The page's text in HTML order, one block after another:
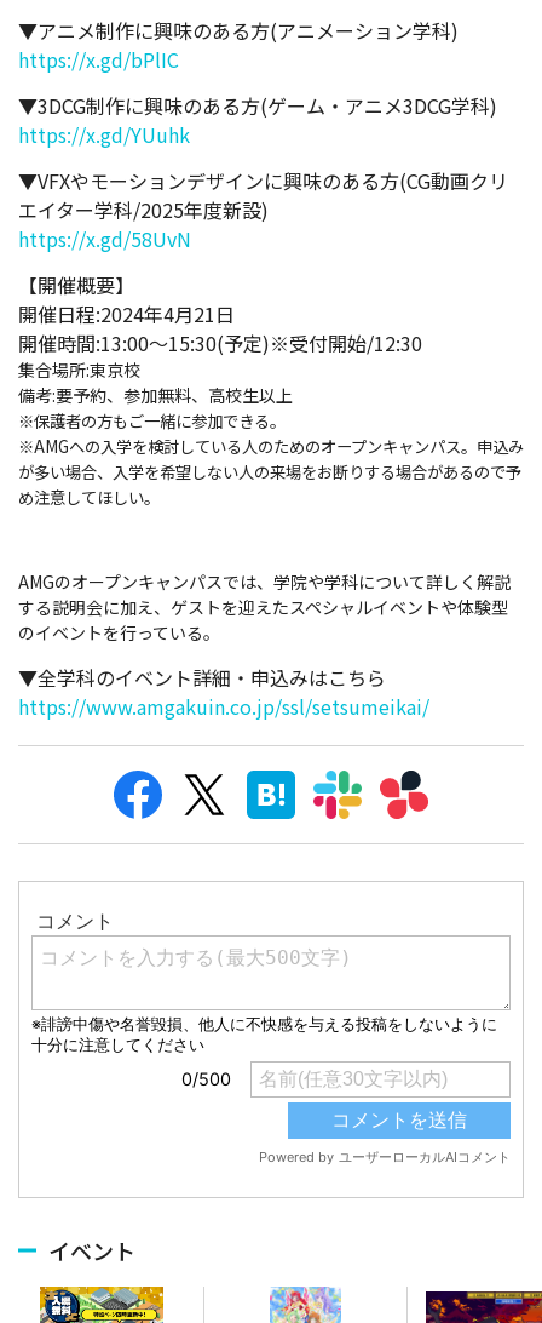
▼アニメ制作に興味のある方(アニメーション学科)
https://x.gd/bPlIC
▼3DCG制作に興味のある方(ゲーム・アニメ3DCG学科)
https://x.gd/YUuhk
▼VFXやモーションデザインに興味のある方(CG動画クリ
エイター学科/2025年度新設)
https://x.gd/58UvN
【開催概要】
開催日程:2024年4月21日
開催時間:13:00～15:30(予定)※受付開始/12:30
集合場所:東京校
備考:要予約、参加無料、高校生以上
※保護者の方もご一緒に参加できる。
※AMGへの入学を検討している人のためのオープンキャンパス。申込み
が多い場合、入学を希望しない人の来場をお断りする場合があるので予
め注意してほしい。
AMGのオープンキャンパスでは、学院や学科について詳しく解説
する説明会に加え、ゲストを迎えたスペシャルイベントや体験型
のイベントを行っている。
▼全学科のイベント詳細・申込みはこちら
https://www.amgakuin.co.jp/ssl/setsumeikai/
イベント